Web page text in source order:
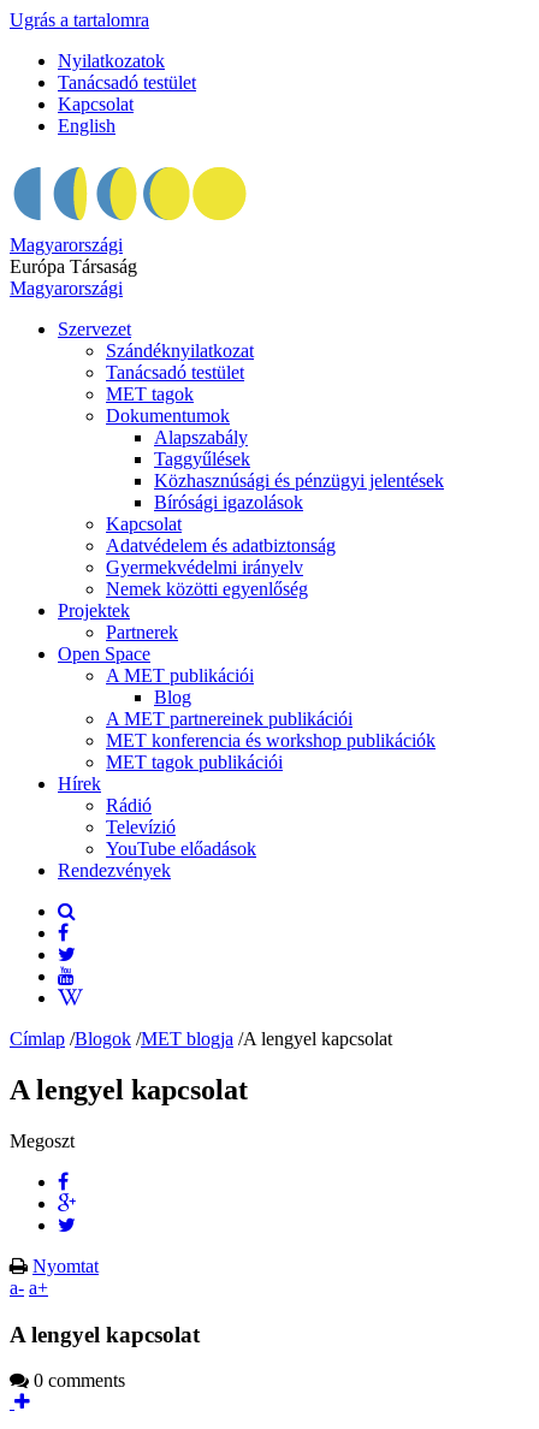
Ugrás a tartalomra
Nyilatkozatok
Tanácsadó testület
Kapcsolat
English
Magyarországi
Európa Társaság
Magyarországi
Szervezet
Szándéknyilatkozat
Tanácsadó testület
MET tagok
Dokumentumok
Alapszabály
Taggyűlések
Közhasznúsági és pénzügyi jelentések
Bírósági igazolások
Kapcsolat
Adatvédelem és adatbiztonság
Gyermekvédelmi irányelv
Nemek közötti egyenlőség
Projektek
Partnerek
Open Space
A MET publikációi
Blog
A MET partnereinek publikációi
MET konferencia és workshop publikációk
MET tagok publikációi
Hírek
Rádió
Televízió
YouTube előadások
Rendezvények
Címlap /Blogok /MET blogja /A lengyel kapcsolat
A lengyel kapcsolat
Megoszt
Nyomtat
a- a+
A lengyel kapcsolat
0 comments